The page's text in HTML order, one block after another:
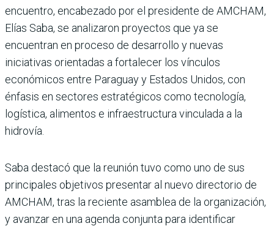
encuentro, encabezado por el presidente de AMCHAM,
Elías Saba, se analizaron proyectos que ya se
encuentran en proceso de desarrollo y nuevas
iniciativas orientadas a fortalecer los vín­culos
económicos entre Para­guay y Estados Unidos, con
énfasis en sectores estratégicos como tecnología,
logística, ali­mentos e infraestructura vin­culada a la
hidrovía.
Saba destacó que la reunión tuvo como uno de sus
principa­les objetivos presentar al nuevo directorio de
AMCHAM, tras la reciente asamblea de la orga­nización,
y avanzar en una agenda conjunta para identi­ficar